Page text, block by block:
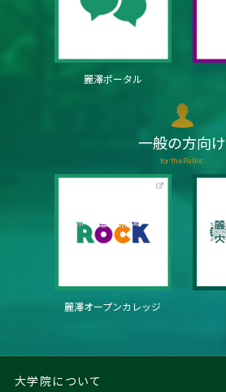
麗澤ポータル
一般の方向け
for the Public
麗澤オープンカレッジ
大学院について